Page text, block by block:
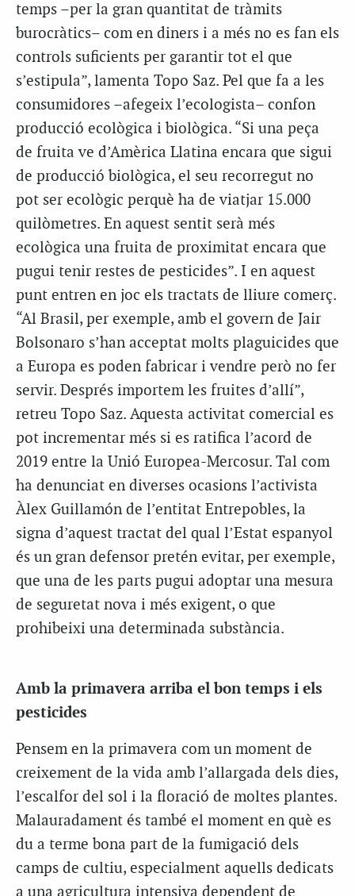
temps –per la gran quantitat de tràmits
burocràtics– com en diners i a més no es fan els
controls suficients per garantir tot el que
s’estipula”, lamenta Topo Saz. Pel que fa a les
consumidores –afegeix l’ecologista– confon
producció ecològica i biològica. “Si una peça
de fruita ve d’Amèrica Llatina encara que sigui
de producció biològica, el seu recorregut no
pot ser ecològic perquè ha de viatjar 15.000
quilòmetres. En aquest sentit serà més
ecològica una fruita de proximitat encara que
pugui tenir restes de pesticides”. I en aquest
punt entren en joc els tractats de lliure comerç.
“Al Brasil, per exemple, amb el govern de Jair
Bolsonaro s’han acceptat molts plaguicides que
a Europa es poden fabricar i vendre però no fer
servir. Després importem les fruites d’allí”,
retreu Topo Saz. Aquesta activitat comercial es
pot incrementar més si es ratifica l’acord de
2019 entre la Unió Europea-Mercosur. Tal com
ha denunciat en diverses ocasions l’activista
Àlex Guillamón de l’entitat Entrepobles, la
signa d’aquest tractat del qual l’Estat espanyol
és un gran defensor pretén evitar, per exemple,
que una de les parts pugui adoptar una mesura
de seguretat nova i més exigent, o que
prohibeixi una determinada substància.
Amb la primavera arriba el bon temps i els
pesticides
Pensem en la primavera com un moment de
creixement de la vida amb l’allargada dels dies,
l’escalfor del sol i la floració de moltes plantes.
Malauradament és també el moment en què es
du a terme bona part de la fumigació dels
camps de cultiu, especialment aquells dedicats